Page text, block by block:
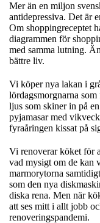
Mer än en miljon
antidepressiva. Det är
Om shoppingreceptet
diagrammen för
med samma lutning.
bättre liv.
Vi köper nya lakan i
lördagsmorgnarna
ljus som skiner in på
pyjamasar med
fyraåringen kissat på
Vi renoverar köket för
vad mysigt om de kan
marmorytorna
som den nya
diska rena. Men när
att ses mitt i allt jobb
renoveringspandemi.